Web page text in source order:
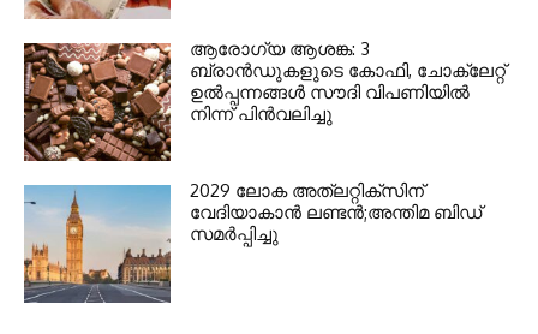
ആരോഗ്യ ആശങ്ക: 3
ബ്രാൻഡുകളുടെ കോഫി, ചോക്ലേറ്റ്
ഉൽപ്പന്നങ്ങൾ സൗദി വിപണിയിൽ
നിന്ന് പിൻവലിച്ചു
2029 ലോക അത്ലറ്റിക്സിന്
വേദിയാകാന്‍ ലണ്ടന്‍;അന്തിമ ബിഡ്
സമര്‍പ്പിച്ചു